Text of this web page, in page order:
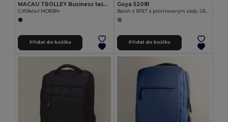
MACAU TROLLEY Business taška na kolečkách
GiftRetail MO8384
Přidat do košíku
Goya 52081
Přidat do košíku